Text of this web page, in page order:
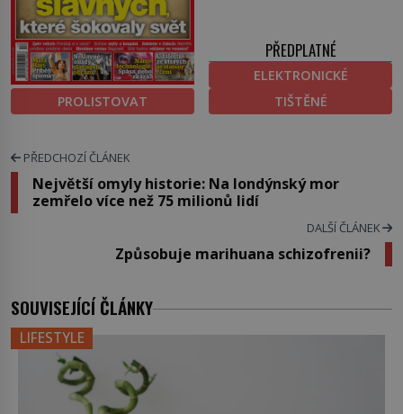
PROLISTOVAT
PŘEDPLATNÉ
ELEKTRONICKÉ
TIŠTĚNÉ
PŘEDCHOZÍ ČLÁNEK
Největší omyly historie: Na londýnský mor
zemřelo více než 75 milionů lidí
DALŠÍ ČLÁNEK
Způsobuje marihuana schizofrenii?
SOUVISEJÍCÍ ČLÁNKY
LIFESTYLE